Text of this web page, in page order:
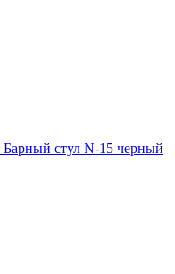
Барный стул N-15 черный